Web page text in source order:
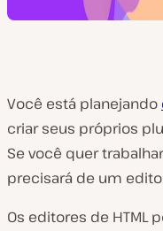
Você está planejando
criar seus próprios
Se você quer
precisará de um
Os editores de HTML